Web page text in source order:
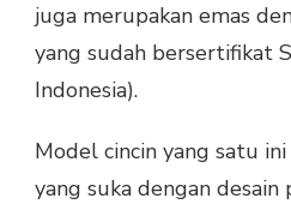
juga merupakan emas
yang sudah bersertifikat
Indonesia).
Model cincin yang satu
yang suka dengan desain